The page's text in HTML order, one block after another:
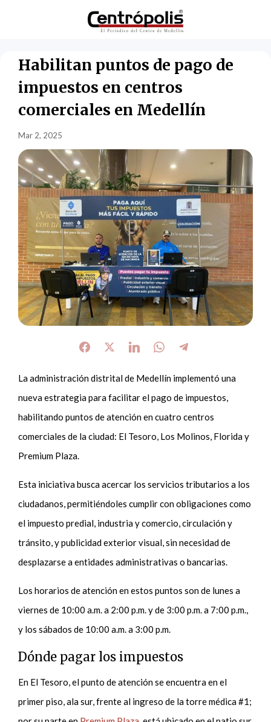
Habilitan puntos de pago de
impuestos en centros
comerciales en Medellín
Mar 2, 2025
La administración distrital de Medellín implementó una
nueva estrategia para facilitar el pago de impuestos,
habilitando puntos de atención en cuatro centros
comerciales de la ciudad: El Tesoro, Los Molinos, Florida y
Premium Plaza.
Esta iniciativa busca acercar los servicios tributarios a los
ciudadanos, permitiéndoles cumplir con obligaciones como
el impuesto predial, industria y comercio, circulación y
tránsito, y publicidad exterior visual, sin necesidad de
desplazarse a entidades administrativas o bancarias.
Los horarios de atención en estos puntos son de lunes a
viernes de 10:00 a.m. a 2:00 p.m. y de 3:00 p.m. a 7:00 p.m.,
y los sábados de 10:00 a.m. a 3:00 p.m.
Dónde pagar los impuestos
En El Tesoro, el punto de atención se encuentra en el
primer piso, ala sur, frente al ingreso de la torre médica #1;